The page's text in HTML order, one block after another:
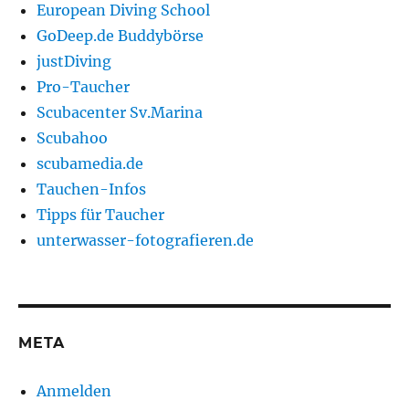
European Diving School
GoDeep.de Buddybörse
justDiving
Pro-Taucher
Scubacenter Sv.Marina
Scubahoo
scubamedia.de
Tauchen-Infos
Tipps für Taucher
unterwasser-fotografieren.de
META
Anmelden